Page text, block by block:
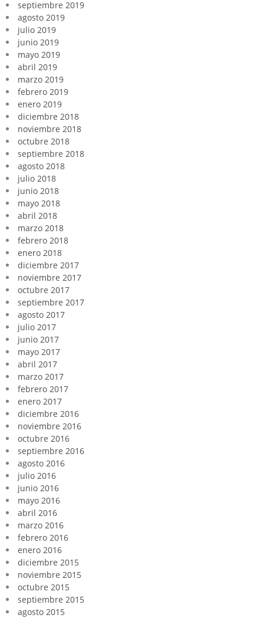
septiembre 2019
agosto 2019
julio 2019
junio 2019
mayo 2019
abril 2019
marzo 2019
febrero 2019
enero 2019
diciembre 2018
noviembre 2018
octubre 2018
septiembre 2018
agosto 2018
julio 2018
junio 2018
mayo 2018
abril 2018
marzo 2018
febrero 2018
enero 2018
diciembre 2017
noviembre 2017
octubre 2017
septiembre 2017
agosto 2017
julio 2017
junio 2017
mayo 2017
abril 2017
marzo 2017
febrero 2017
enero 2017
diciembre 2016
noviembre 2016
octubre 2016
septiembre 2016
agosto 2016
julio 2016
junio 2016
mayo 2016
abril 2016
marzo 2016
febrero 2016
enero 2016
diciembre 2015
noviembre 2015
octubre 2015
septiembre 2015
agosto 2015